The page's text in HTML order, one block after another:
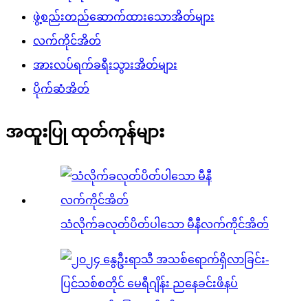
ဖွဲ့စည်းတည်ဆောက်ထားသောအိတ်များ
လက်ကိုင်အိတ်
အားလပ်ရက်ခရီးသွားအိတ်များ
ပိုက်ဆံအိတ်
အထူးပြု ထုတ်ကုန်များ
သံလိုက်ခလုတ်ပိတ်ပါသော မီနီလက်ကိုင်အိတ်